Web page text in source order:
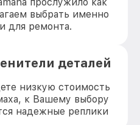
выбрать именно
для ремонта.
деталей
низкую стоимость
к Вашему выбору
надежные реплики